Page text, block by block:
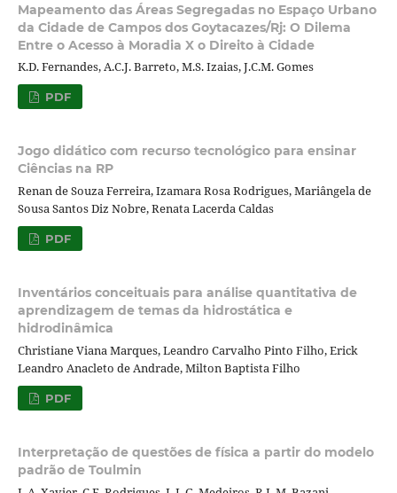
Mapeamento das Áreas Segregadas no Espaço Urbano
da Cidade de Campos dos Goytacazes/Rj: O Dilema
Entre o Acesso à Moradia X o Direito à Cidade
K.D. Fernandes, A.C.J. Barreto, M.S. Izaias, J.C.M. Gomes
PDF
Jogo didático com recurso tecnológico para ensinar
Ciências na RP
Renan de Souza Ferreira, Izamara Rosa Rodrigues, Mariângela de
Sousa Santos Diz Nobre, Renata Lacerda Caldas
PDF
Inventários conceituais para análise quantitativa de
aprendizagem de temas da hidrostática e
hidrodinâmica
Christiane Viana Marques, Leandro Carvalho Pinto Filho, Erick
Leandro Anacleto de Andrade, Milton Baptista Filho
PDF
Interpretação de questões de física a partir do modelo
padrão de Toulmin